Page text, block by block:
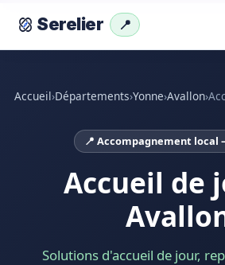
Serelier 📍
Accueil›Départements›Yonne›Avallon›
📍 Accompagnement local
Accueil de
Solutions d'accueil de jour,